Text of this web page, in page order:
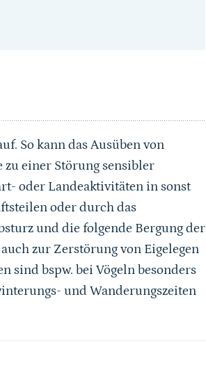
So kann das Ausüben von
einer Störung sensibler
oder Landeaktivitäten in sonst
oder durch das
und die folgende Bergung der
zur Zerstörung von Eigelegen
sind bspw. bei Vögeln besonders
und Wanderungszeiten